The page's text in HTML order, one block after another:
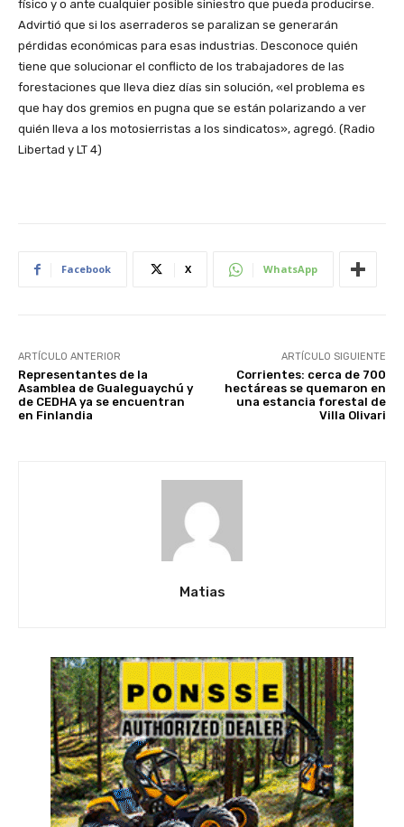
físico y o ante cualquier posible siniestro que pueda producirse.
Advirtió que si los aserraderos se paralizan se generarán
pérdidas económicas para esas industrias. Desconoce quién
tiene que solucionar el conflicto de los trabajadores de las
forestaciones que lleva diez días sin solución, «el problema es
que hay dos gremios en pugna que se están polarizando a ver
quién lleva a los motosierristas a los sindicatos», agregó. (Radio
Libertad y LT 4)
Facebook X WhatsApp
ARTÍCULO ANTERIOR
Representantes de la
Asamblea de Gualeguaychú y
de CEDHA ya se encuentran
en Finlandia
ARTÍCULO SIGUIENTE
Corrientes: cerca de 700
hectáreas se quemaron en
una estancia forestal de
Villa Olivari
Matias